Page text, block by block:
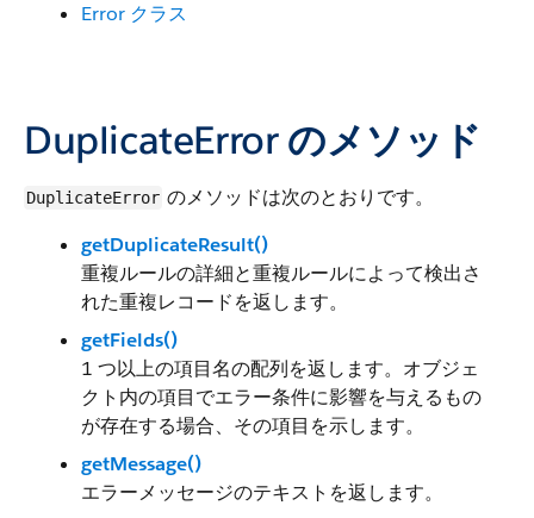
Error クラス
DuplicateError のメソッド
DuplicateError のメソッドは次のとおりです。
getDuplicateResult()
重複ルールの詳細と重複ルールによって検出さ
れた重複レコードを返します。
getFields()
1 つ以上の項目名の配列を返します。オブジェ
クト内の項目でエラー条件に影響を与えるもの
が存在する場合、その項目を示します。
getMessage()
エラーメッセージのテキストを返します。